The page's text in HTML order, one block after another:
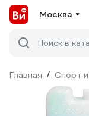
Москва
Поиск в
Главная / Спорт